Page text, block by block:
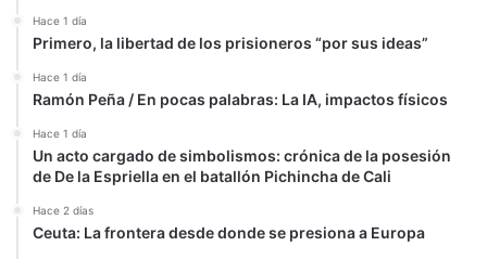
Hace 1 día
Primero, la libertad de los prisioneros “por sus ideas”
Hace 1 día
Ramón Peña / En pocas palabras: La IA, impactos físicos
Hace 1 día
Un acto cargado de simbolismos: crónica de la posesión
de De la Espriella en el batallón Pichincha de Cali
Hace 2 días
Ceuta: La frontera desde donde se presiona a Europa